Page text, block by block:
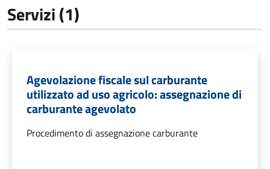
Servizi (1)
Agevolazione fiscale sul carburante
utilizzato ad uso agricolo: assegnazione di
carburante agevolato
Procedimento di assegnazione carburante